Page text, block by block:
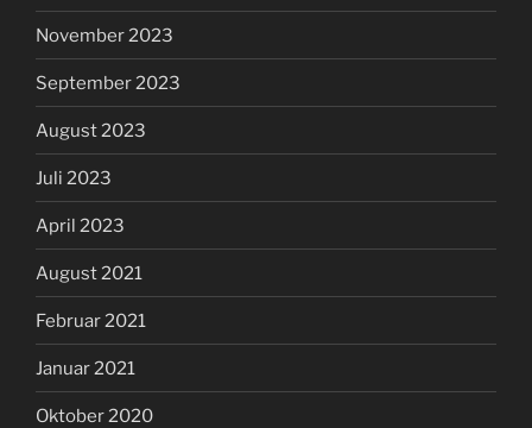
November 2023
September 2023
August 2023
Juli 2023
April 2023
August 2021
Februar 2021
Januar 2021
Oktober 2020